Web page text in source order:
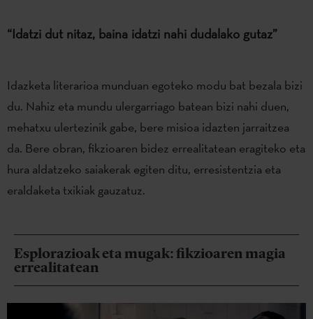
“Idatzi dut nitaz, baina idatzi nahi dudalako gutaz”
Idazketa literarioa munduan egoteko modu bat bezala bizi
du. Nahiz eta mundu ulergarriago batean bizi nahi duen,
mehatxu ulertezinik gabe, bere misioa idazten jarraitzea
da. Bere obran, fikzioaren bidez errealitatean eragiteko eta
hura aldatzeko saiakerak egiten ditu, erresistentzia eta
eraldaketa txikiak gauzatuz.
Esplorazioak eta mugak: fikzioaren magia
errealitatean